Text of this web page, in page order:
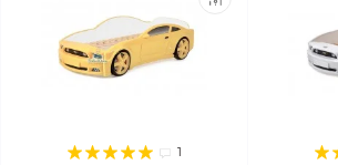
1